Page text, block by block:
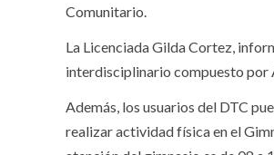
Comunitario.
La Licenciada Gilda Cortez,
interdisciplinario compuesto por
Además, los usuarios del DTC
realizar actividad física en el